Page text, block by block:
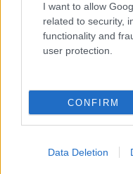
I want to allow
related to security,
functionality and
user protection.
CONFIRM
Data Deletion
Guida al caldo per
disidratazione e colpi